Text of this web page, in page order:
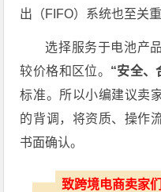
出（FIFO）系统也至关重
选择服务于电池产
较价格和区位。 “安全、
标准。所以小编建议卖
的背调，将资质、操作
书面确认。
致跨境电商卖家们